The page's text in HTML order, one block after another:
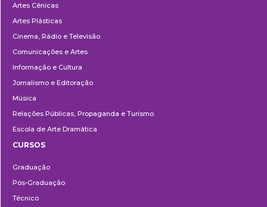
Artes Cênicas
Artes Plásticas
Cinema, Rádio e Televisão
Comunicações e Artes
Informação e Cultura
Jornalismo e Editoração
Música
Relações Públicas, Propaganda e Turismo
Escola de Arte Dramática
CURSOS
Graduação
Pós-Graduação
Técnico